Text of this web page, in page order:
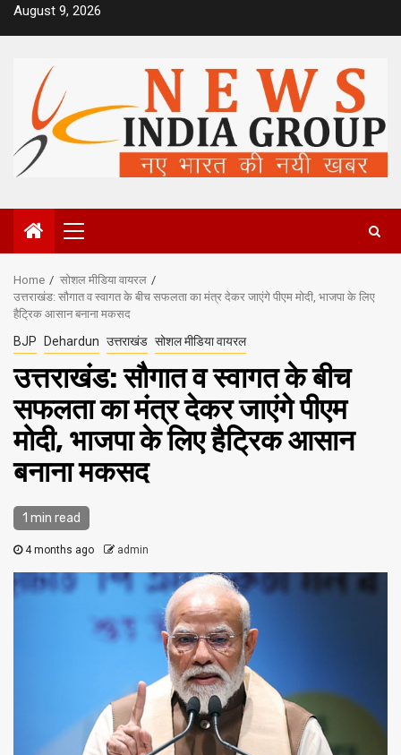
SkipAugust 9, 2026
Primary
Menu
Home
सोशल मीडिया वायरल
उत्तराखंड: सौगात व स्वागत के बीच सफलता का मंत्र देकर जाएंगे पीएम मोदी, भाजपा के लिए
हैट्रिक आसान बनाना मकसद
BJP Dehardun उत्तराखंड सोशल मीडिया वायरल
उत्तराखंड: सौगात व स्वागत के बीच
सफलता का मंत्र देकर जाएंगे पीएम
मोदी, भाजपा के लिए हैट्रिक आसान
बनाना मकसद
1 min read
4 months ago admin